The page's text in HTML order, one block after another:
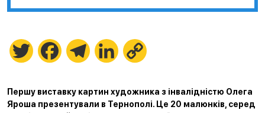
Twitter FacebookTelegramLinkedIn
Першу виставку картин художника з інвалідністю Олега
Яроша презентували в Тернополі. Це 20 малюнків, серед